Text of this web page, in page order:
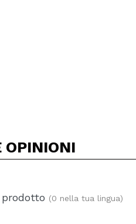
OPINIONI
(0 nella tua lingua)